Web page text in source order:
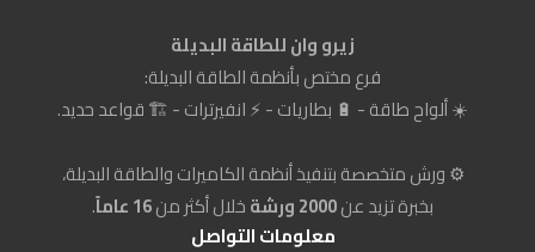
زيرو وان للطاقة البديلة
فرع مختص بأنظمة الطاقة البديلة:
☀️ ألواح طاقة - 🔋 بطاريات - ⚡ انفيرترات - 🏗️ قواعد حديد.
⚙️ ورش متخصصة بتنفيذ أنظمة الكاميرات والطاقة البديلة،
بخبرة تزيد عن2000 ورشة خلال أكثر من16 عاماً
.
معلومات التواصل